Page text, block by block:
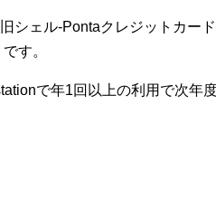
シェル-Pontaクレジットカー
す。
で年1回以上の利用で次年